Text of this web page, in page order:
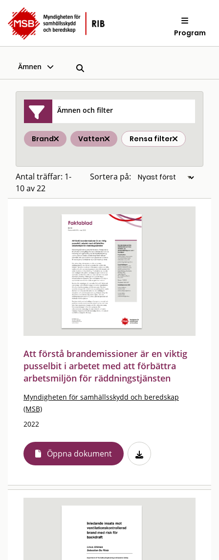
Program
Ämnen
Ämnen och filter
Brand Vatten Rensa filter
Antal träffar: 1-
10 av 22
Sortera på:
Att förstå brandemissioner är en viktig
pusselbit i arbetet med att förbättra
arbetsmiljön för räddningstjänsten
Myndigheten för samhällsskydd och beredskap
(MSB)
2022
Öppna dokument